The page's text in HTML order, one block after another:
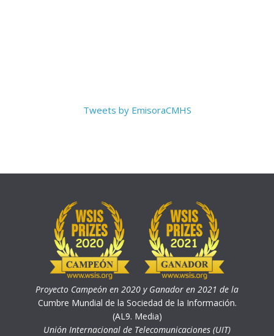
Tweets by EmisoraCMHS
Proyecto Campeón en 2020 y Ganador en 2021 de la
Cumbre Mundial de la Sociedad de la Información.
(AL9. Media)
Unión Internacional de Telecomunicaciones (UIT)